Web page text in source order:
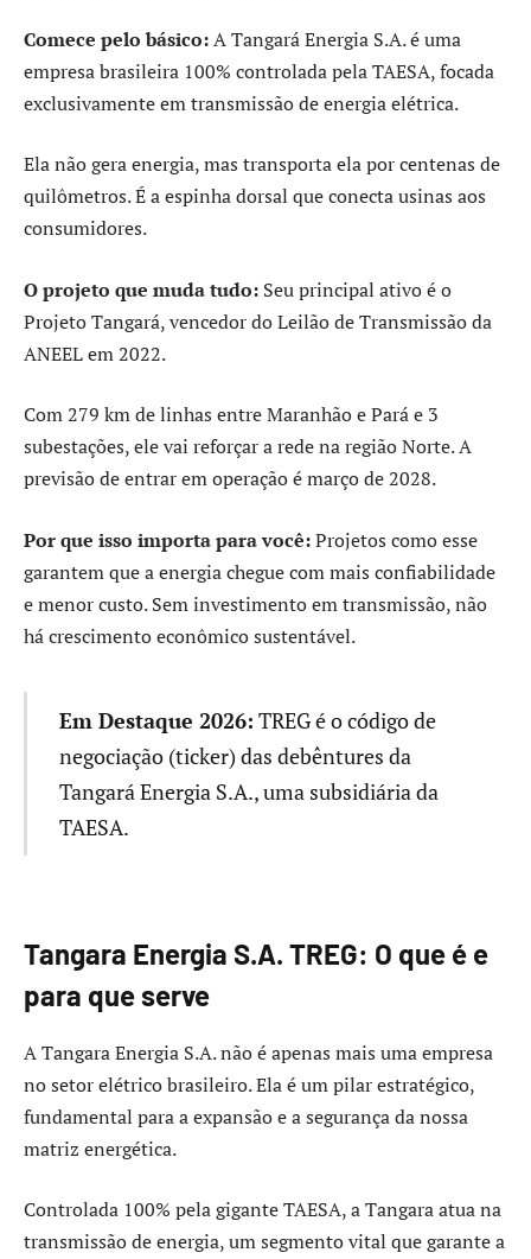
Comece pelo básico:A Tangará Energia S.A. é uma
empresa brasileira 100% controlada pela TAESA, focada
exclusivamente em transmissão de energia elétrica.
Ela não gera energia, mas transporta ela por centenas de
quilômetros. É a espinha dorsal que conecta usinas aos
consumidores.
O projeto que muda tudo: Seu principal ativo é o
Projeto Tangará, vencedor do Leilão de Transmissão da
ANEEL em 2022.
Com 279 km de linhas entre Maranhão e Pará e 3
subestações, ele vai reforçar a rede na região Norte. A
previsão de entrar em operação é março de 2028.
Por que isso importa para você:Projetos como esse
garantem que a energia chegue com mais confiabilidade
e menor custo. Sem investimento em transmissão, não
há crescimento econômico sustentável.
Em Destaque 2026: TREG é o código de
negociação (ticker) das debêntures da
Tangará Energia S.A., uma subsidiária da
TAESA.
Tangara Energia S.A. TREG: O que é e
para que serve
A Tangara Energia S.A. não é apenas mais uma empresa
no setor elétrico brasileiro. Ela é um pilar estratégico,
fundamental para a expansão e a segurança da nossa
matriz energética.
Controlada 100% pela gigante TAESA, a Tangara atua na
transmissão de energia, um segmento vital que garante a